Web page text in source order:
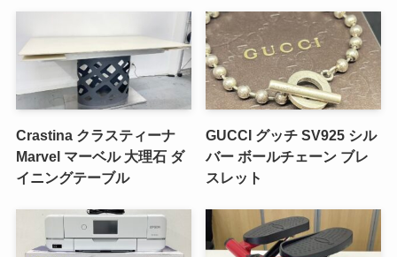
Crastina クラスティーナ
Marvel マーベル 大理石 ダ
イニングテーブル
GUCCI グッチ SV925 シル
バー ボールチェーン ブレ
スレット